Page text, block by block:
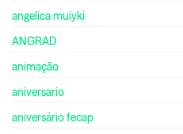
angelica muiyki
ANGRAD
animação
aniversario
aniversário fecap